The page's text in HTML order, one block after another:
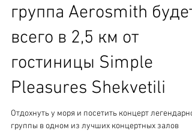
группа Aerosmith будет
всего в 2,5 км от
гостиницы Simple
Pleasures Shekvetili
Отдохнуть у моря и посетить концерт
группы в одном из лучших концертных залов